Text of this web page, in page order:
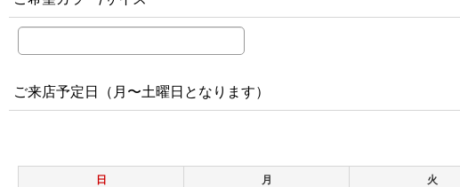
ご来店予定日（月〜土曜日となります）
日 月 火